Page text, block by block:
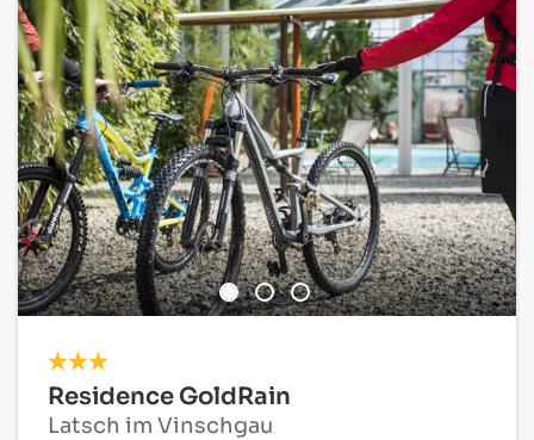
Residence GoldRain
Latsch im Vinschgau